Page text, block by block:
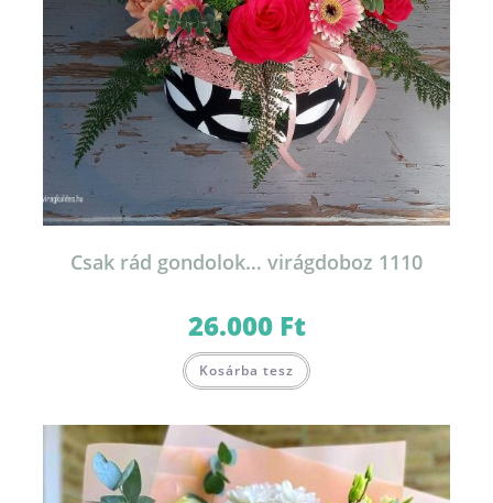
Csak rád gondolok… virágdoboz 1110
26.000 Ft
Kosárba tesz